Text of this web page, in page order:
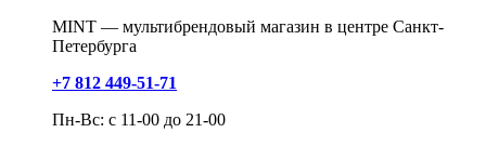
MINT — мультибрендовый магазин в центре Санкт-
Петербурга
+7 812 449-51-71
Пн-Вс: с 11-00 до 21-00